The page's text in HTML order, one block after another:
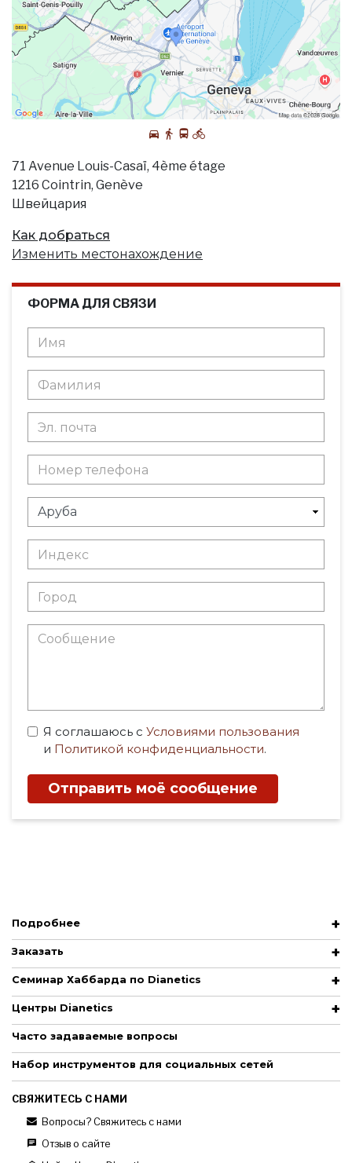
71 Avenue Louis-Casaï, 4ème étage
1216 Cointrin, Genève
Швейцария
Как добраться
Изменить местонахождение
ФОРМА ДЛЯ СВЯЗИ
Я соглашаюсь с Условиями пользования
и Политикой конфиденциальности.
Отправить моё сообщение
Подробнее
Заказать
Семинар Хаббарда по Dianetics
Центры Dianetics
Часто задаваемые вопросы
Набор инструментов для социальных сетей
СВЯЖИТЕСЬ С НАМИ
Вопросы? Свяжитесь с нами
Отзыв о сайте